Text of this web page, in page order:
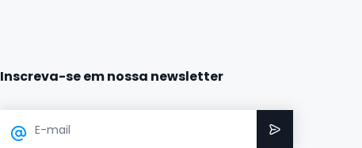
Inscreva-se em nossa newsletter